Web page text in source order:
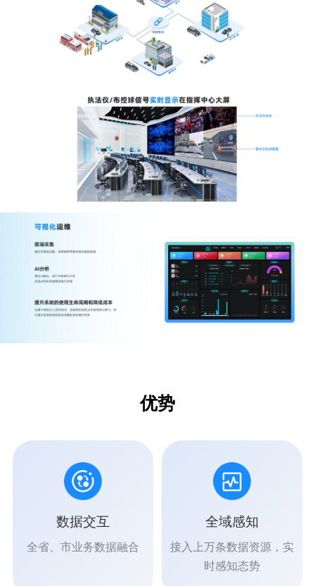
优势
数据交互
全省、市业务数据融合
全域感知
接入上万条数据资源，实
时感知态势